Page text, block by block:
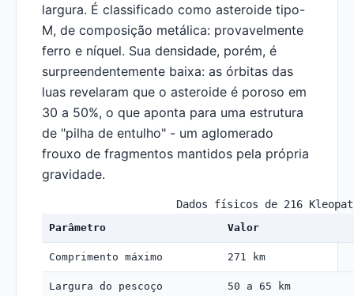
largura. É classificado como asteroide tipo-
M, de composição metálica: provavelmente
ferro e níquel. Sua densidade, porém, é
surpreendentemente baixa: as órbitas das
luas revelaram que o asteroide é poroso em
30 a 50%, o que aponta para uma estrutura
de "pilha de entulho" - um aglomerado
frouxo de fragmentos mantidos pela própria
gravidade.
Dados físicos de 216
Parâmetro Valor
Comprimento máximo 271 km
Largura do pescoço 50 a 65 km